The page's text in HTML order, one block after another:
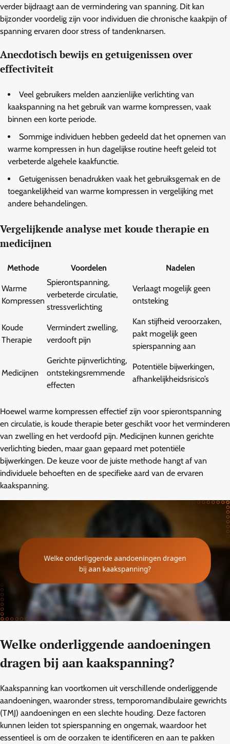
verder bijdraagt aan de vermindering van spanning. Dit kan
bijzonder voordelig zijn voor individuen die chronische kaakpijn of
spanning ervaren door stress of tandenknarsen.
Anecdotisch bewijs en getuigenissen over
effectiviteit
Veel gebruikers melden aanzienlijke verlichting van
kaakspanning na het gebruik van warme kompressen, vaak
binnen een korte periode.
Sommige individuen hebben gedeeld dat het opnemen van
warme kompressen in hun dagelijkse routine heeft geleid tot
verbeterde algehele kaakfunctie.
Getuigenissen benadrukken vaak het gebruiksgemak en de
toegankelijkheid van warme kompressen in vergelijking met
andere behandelingen.
Vergelijkende analyse met koude therapie en
medicijnen
Methode Voordelen Nadelen
Warme
Kompressen
Spierontspanning,
verbeterde circulatie,
stressverlichting
Verlaagt mogelijk geen
ontsteking
Koude
Therapie
Vermindert zwelling,
verdooft pijn
Kan stijfheid veroorzaken,
pakt mogelijk geen
spierspanning aan
Medicijnen
Gerichte pijnverlichting,
ontstekingsremmende
effecten
Potentiële bijwerkingen,
afhankelijkheidsrisico’s
Hoewel warme kompressen effectief zijn voor spierontspanning
en circulatie, is koude therapie beter geschikt voor het verminderen
van zwelling en het verdoofd pijn. Medicijnen kunnen gerichte
verlichting bieden, maar gaan gepaard met potentiële
bijwerkingen. De keuze voor de juiste methode hangt af van
individuele behoeften en de specifieke aard van de ervaren
kaakspanning.
Welke onderliggende aandoeningen
dragen bij aan kaakspanning?
Kaakspanning kan voortkomen uit verschillende onderliggende
aandoeningen, waaronder stress, temporomandibulaire gewrichts
(TMJ) aandoeningen en een slechte houding. Deze factoren
kunnen leiden tot spierspanning en ongemak, waardoor het
essentieel is om de oorzaken te identificeren en aan te pakken